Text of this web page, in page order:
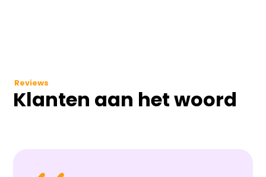
Reviews
Klanten aan het woord